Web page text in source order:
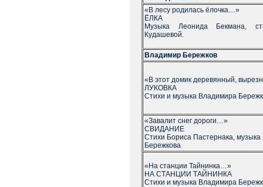
«В лесу родилась ёлочка…»
ЁЛКА
Музыка Леонида Бекмана,
Кудашевой.
Владимир Бережков
«В этот домик деревянный,
ЛУКОВКА
Стихи и музыка Владимира
«Завалит снег дороги…»
СВИДАНИЕ
Стихи Бориса Пастернака,
Бережкова
«На станции Тайнинка…»
НА СТАНЦИИ ТАЙНИНКА
Стихи и музыка Владимира